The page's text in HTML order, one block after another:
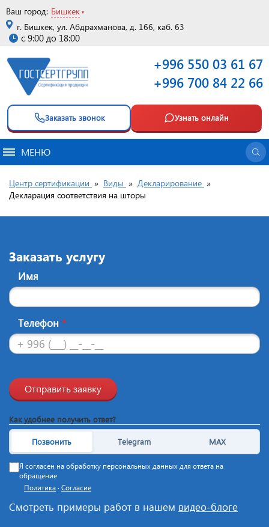
Ваш город: Бишкек
г. Бишкек, ул. Абдрахманова, д. 166, каб. 63
с 9:00 до 18:00
+996 550 03 61 67
+996 700 84 22 66
Заказать звонок Узнать онлайн
МЕНЮ
Центр сертификации » Виды » Декларирование »
Декларация соответствия на шторы
Заказать услугу
Имя
Телефон *
Отправить заявку
Как удобнее получить ответ?
Позвонить Telegram MAX
Я согласен на обработку персональных данных для ответа на
обращение
Политика · Согласие
Смотреть примеры работ в нашем видео-блоге